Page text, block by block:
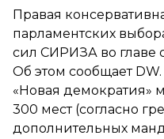
Правая
парламентских
сил СИРИЗА во главе
Об этом сообщаетDW.
«Новая демократия»
300 мест (согласно
дополнительных